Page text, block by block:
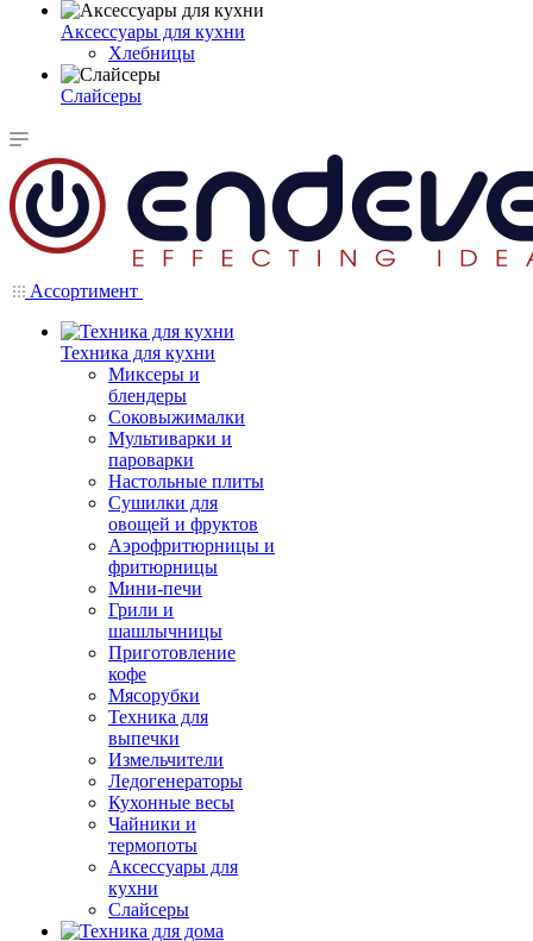
Аксессуары для кухни
Хлебницы
Слайсеры
Ассортимент
Техника для кухни
Миксеры и
блендеры
Соковыжималки
Мультиварки и
пароварки
Настольные плиты
Сушилки для
овощей и фруктов
Аэрофритюрницы и
фритюрницы
Мини-печи
Грили и
шашлычницы
Приготовление
кофе
Мясорубки
Техника для
выпечки
Измельчители
Ледогенераторы
Кухонные весы
Чайники и
термопоты
Аксессуары для
кухни
Слайсеры